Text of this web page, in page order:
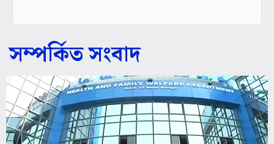
সম্পর্কিত সংবাদ